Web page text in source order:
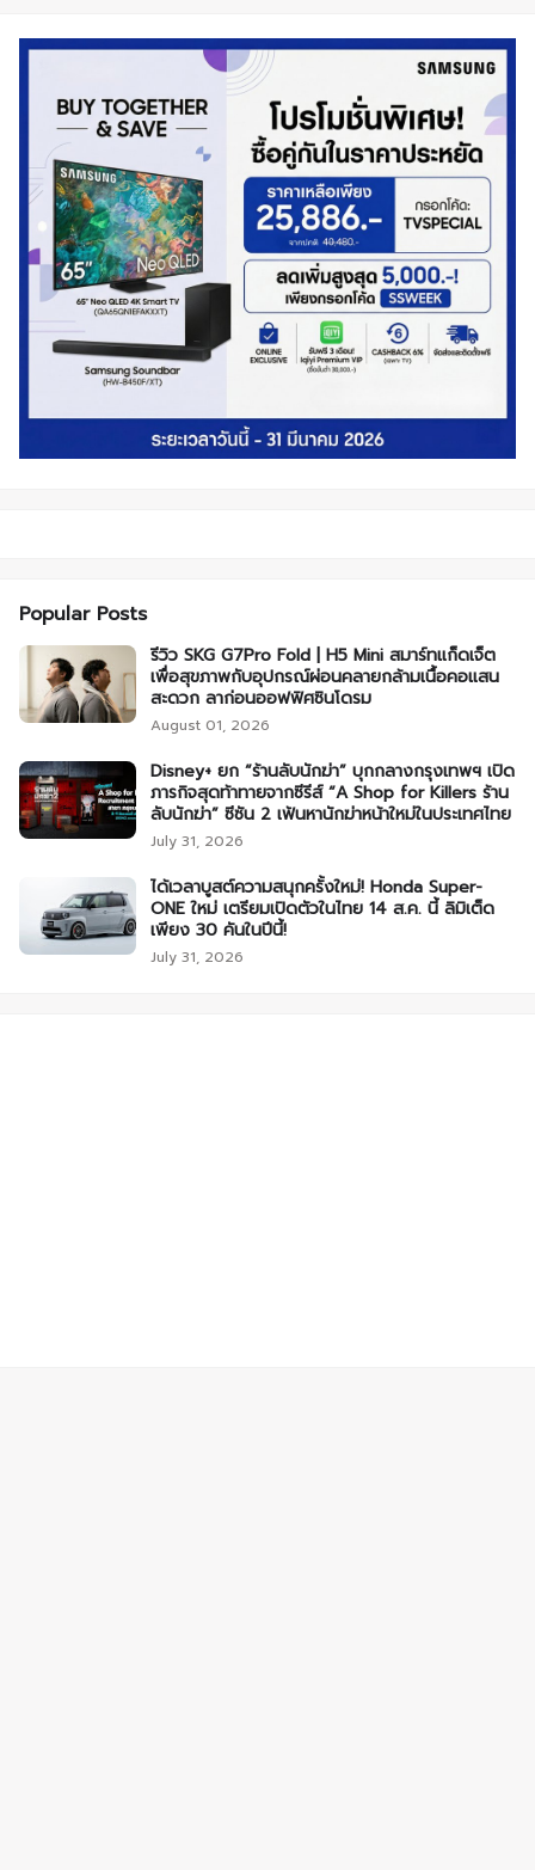
Popular Posts
รีวิว SKG G7Pro Fold | H5 Mini สมาร์ทแก็ดเจ็ต
เพื่อสุขภาพกับอุปกรณ์ผ่อนคลายกล้ามเนื้อคอแสน
สะดวก ลาก่อนออฟฟิศซินโดรม
August 01, 2026
Disney+ ยก “ร้านลับนักฆ่า” บุกกลางกรุงเทพฯ เปิด
ภารกิจสุดท้าทายจากซีรีส์ “A Shop for Killers ร้าน
ลับนักฆ่า” ซีซัน 2 เฟ้นหานักฆ่าหน้าใหม่ในประเทศไทย
July 31, 2026
ได้เวลาบูสต์ความสนุกครั้งใหม่! Honda Super-
ONE ใหม่ เตรียมเปิดตัวในไทย 14 ส.ค. นี้ ลิมิเต็ด
เพียง 30 คันในปีนี้!
July 31, 2026